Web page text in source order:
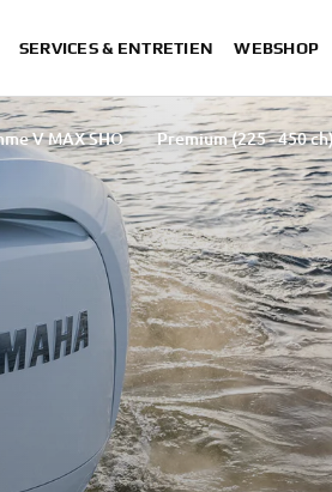
SERVICES & ENTRETIEN WEBSHOP
V MAX SHO Premium (225 - 450
Multiusages (8 - 25 ch)
Outboard Engine Variations Kits
commerciale | Garantie 2 ans